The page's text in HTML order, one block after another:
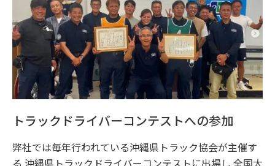
トラックドライバーコンテストへの参加
弊社では毎年行われている沖縄県トラック協会が主催す
る 沖縄県トラックドライバーコンテストに出場し 全国大